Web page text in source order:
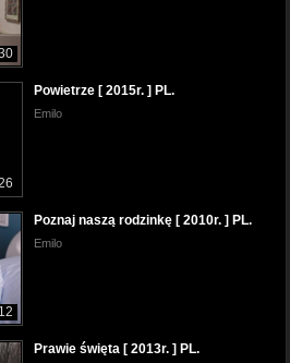
Powietrze [ 2015r. ] PL.
Emilo
Poznaj naszą rodzinkę [ 2010r. ] PL.
Emilo
Prawie święta [ 2013r. ] PL.